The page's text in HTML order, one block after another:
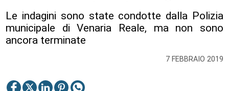
7 FEBBRAIO 2019
Le indagini sono state condotte dalla Polizia
municipale di Venaria Reale, ma non sono
ancora terminate